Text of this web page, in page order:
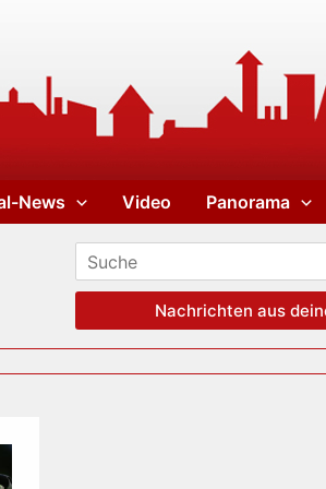
News Video Panorama
Nachrichten aus